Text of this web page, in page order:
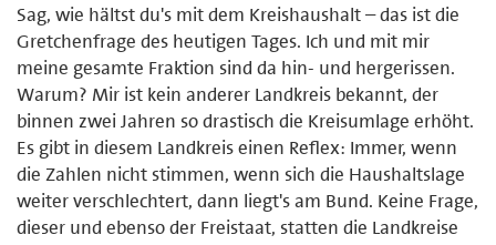
Sag, wie hältst du's mit dem Kreishaushalt – das ist die
Gretchenfrage des heutigen Tages. Ich und mit mir
meine gesamte Fraktion sind da hin- und hergerissen.
Warum? Mir ist kein anderer Landkreis bekannt, der
binnen zwei Jahren so drastisch die Kreisumlage erhöht.
Es gibt in diesem Landkreis einen Reflex: Immer, wenn
die Zahlen nicht stimmen, wenn sich die Haushaltslage
weiter verschlechtert, dann liegt's am Bund. Keine Frage,
dieser und ebenso der Freistaat, statten die Landkreise